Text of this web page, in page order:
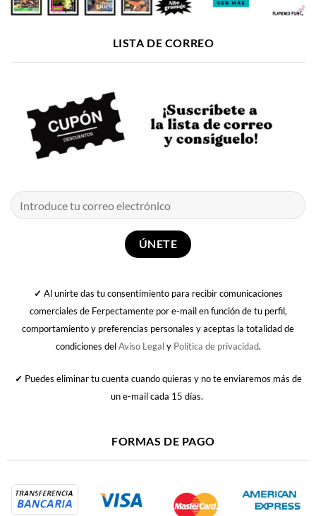
LISTA DE CORREO
✓ Al unirte das tu consentimiento para recibir comunicaciones
comerciales de Ferpectamente por e-mail en función de tu perfil,
comportamiento y preferencias personales y aceptas la totalidad de
condiciones delAviso Legaly Política de privacidad.
✓ Puedes eliminar tu cuenta cuando quieras y no te enviaremos más de
un e-mail cada 15 días.
FORMAS DE PAGO